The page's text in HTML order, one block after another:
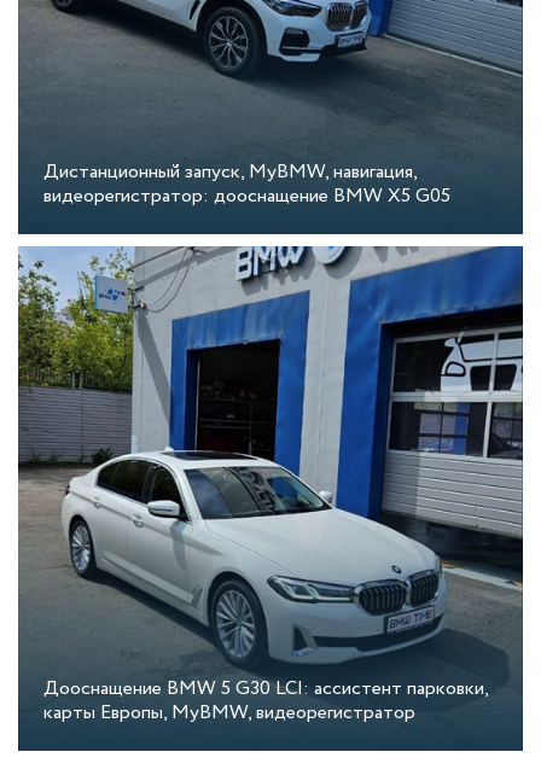
Дистанционный запуск, MyBMW, навигация,
видеорегистратор: дооснащение BMW X5 G05
Дооснащение BMW 5 G30 LCI: ассистент парковки,
карты Европы, MyBMW, видеорегистратор